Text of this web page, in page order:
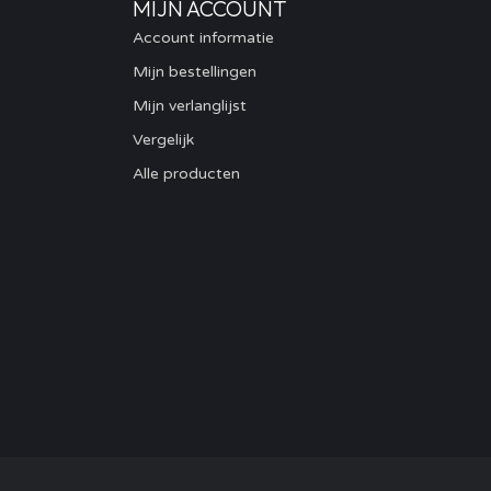
MIJN ACCOUNT
Account informatie
Mijn bestellingen
Mijn verlanglijst
Vergelijk
Alle producten